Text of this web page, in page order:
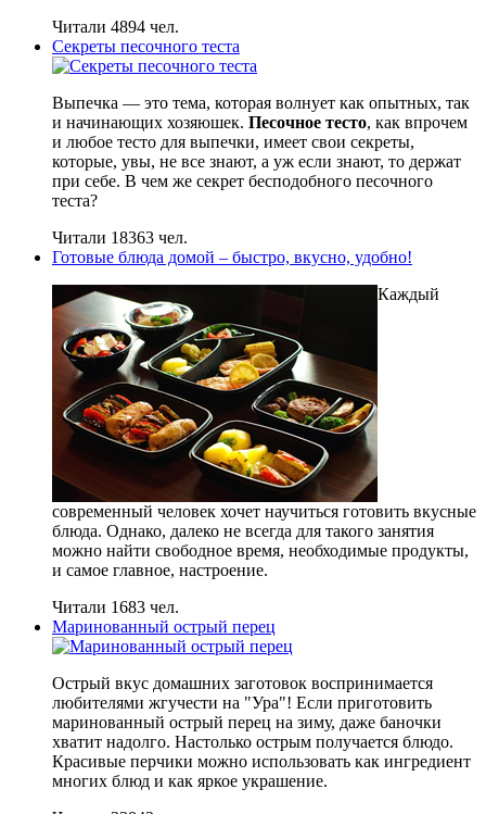
Читали 4894 чел.
Секреты песочного теста
Выпечка — это тема, которая волнует как опытных, так
и начинающих хозяюшек. Песочное тесто, как впрочем
и любое тесто для выпечки, имеет свои секреты,
которые, увы, не все знают, а уж если знают, то держат
при себе. В чем же секрет бесподобного песочного
теста?
Читали 18363 чел.
Готовые блюда домой – быстро, вкусно, удобно!
Каждый
современный человек хочет научиться готовить вкусные
блюда. Однако, далеко не всегда для такого занятия
можно найти свободное время, необходимые продукты,
и самое главное, настроение.
Читали 1683 чел.
Маринованный острый перец
Острый вкус домашних заготовок воспринимается
любителями жгучести на "Ура"! Если приготовить
маринованный острый перец на зиму, даже баночки
хватит надолго. Настолько острым получается блюдо.
Красивые перчики можно использовать как ингредиент
многих блюд и как яркое украшение.